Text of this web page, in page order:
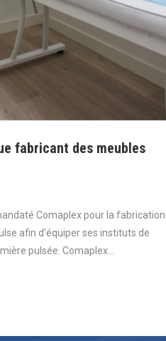
fabricant des meubles
Comaplex pour la fabrication
afin d’équiper ses instituts de
pulsée. Comaplex…